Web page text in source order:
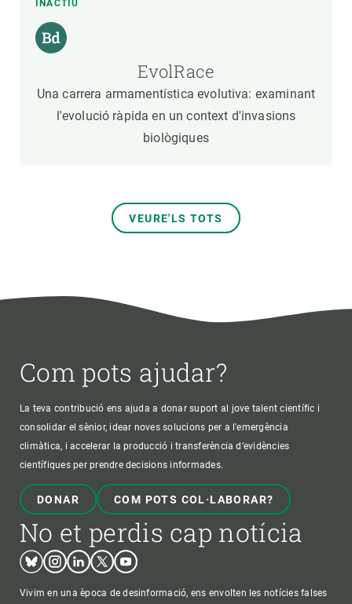
INACTIU
EvolRace
Una carrera armamentística evolutiva: examinant
l'evolució ràpida en un context d'invasions
biològiques
VEURE'LS TOTS
Com pots ajudar?
La teva contribució ens ajuda a donar suport al jove talent científic i
consolidar el sènior, idear noves solucions per a l'emergència
climàtica, i accelerar la producció i transferència d’evidències
científiques per prendre decisions informades.
DONAR COM POTS COL·LABORAR?
No et perdis cap notícia
BlueskyInstagram
LinkedinTwitterYoutube
Vivim en una època de desinformació, ens envolten les notícies falses